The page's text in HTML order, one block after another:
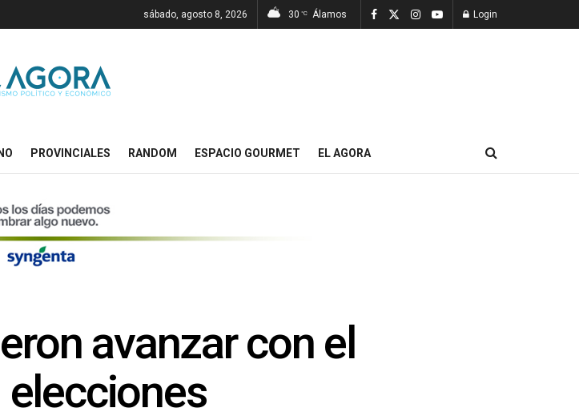
sábado, agosto 8, 2026 30 °C Álamos Login
PROVINCIALES RANDOM ESPACIO GOURMET EL AGORA
avanzar con el